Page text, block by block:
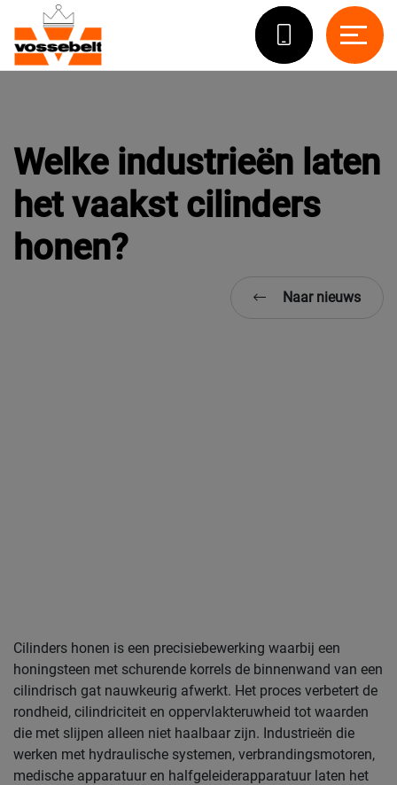
Welke industrieën laten
het vaakst cilinders
honen?
Naar nieuws
Cilinders honen is een precisiebewerking waarbij een
honingsteen met schurende korrels de binnenwand van een
cilindrisch gat nauwkeurig afwerkt. Het proces verbetert de
rondheid, cilindriciteit en oppervlakteruwheid tot waarden
die met slijpen alleen niet haalbaar zijn. Industrieën die
werken met hydraulische systemen, verbrandingsmotoren,
medische apparatuur en halfgeleiderapparatuur laten het